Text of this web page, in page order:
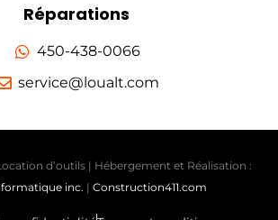
Réparations
450-438-0066
service@loualt.com
d’outils | Hébergement et Réalisation :
inc. | Construction411.com